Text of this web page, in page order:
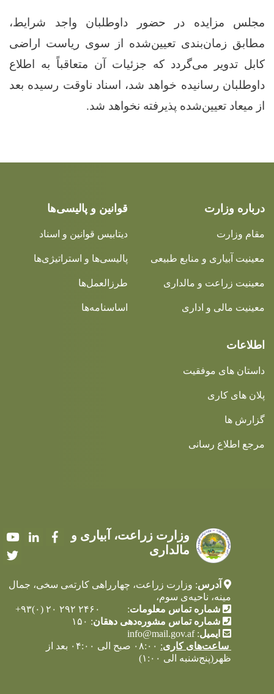
مجلس مزایده در حضور داوطلبان واجد شرایط،
مطابق زمان‌بندی تعیین‌شده از سوی ریاست اراضی
کابل تدویر می‌گردد که جزئیات آن متعاقباً به اطلاع
داوطلبان رسانیده خواهد شد، اسناد ناوقت رسیده بعد
از میعاد تعیین‌شده پذیرفته نخواهد شد.
درباره وزارت
مقام وزارت
معینیت آبیاری و منابع طبیعی
معینیت زراعت و مالداری
معینیت مالی و اداری
قوانین و پالیسی‌ها
دیتابیس قوانین و اسناد
پالیسی‌ها و استراتیژی‌ها
طرزالعمل‌ها
اساسنامه‌ها
اطلاعات
داستان های موفقیت
پلان های کاری
گزارش ها
مرجع اطلاع رسانی
وزارت زراعت، آبیاری و
مالداری
YoutubeLinkedInFacebook
آدرس: وزارت زراعت، چهارراهی کارته‌‍ی سخی، جمال
مینه، ناحیه‌ی سوم،
شماره تماس معلومات: ۲۴۶۰ ۲۹۲ ۲۰ (۰)۹۳+
شماره تماس مشوره‌دهی دهقان: ۱۵۰
ایمیل:
info@mail.gov.af
ساعت‌های کاری:
۰۸:۰۰ صبح الی ۰۴:۰۰ بعد از
ظهر(پنج‌شنبه الی ۱:۰۰)